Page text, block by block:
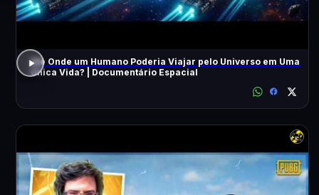
Até Onde um Humano Poderia Viajar pelo Universo em Uma
Única Vida? | Documentário Espacial